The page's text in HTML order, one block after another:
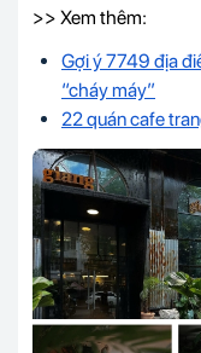
>> Xem thêm:
Gợi ý 7749 địa
“cháy máy”
22 quán cafe